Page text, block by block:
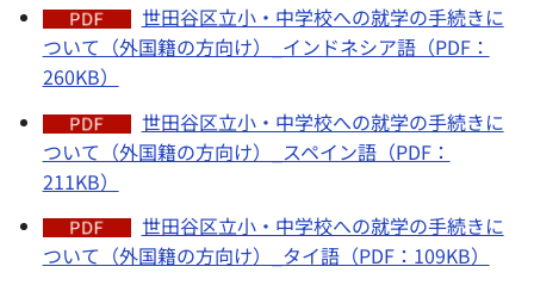
世田谷区立小・中学校への就学の手続きに
ついて（外国籍の方向け）_インドネシア語（PDF：
260KB）
世田谷区立小・中学校への就学の手続きに
ついて（外国籍の方向け）_スペイン語（PDF：
211KB）
世田谷区立小・中学校への就学の手続きに
ついて（外国籍の方向け）_タイ語（PDF：109KB）